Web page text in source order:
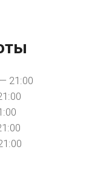
21:00